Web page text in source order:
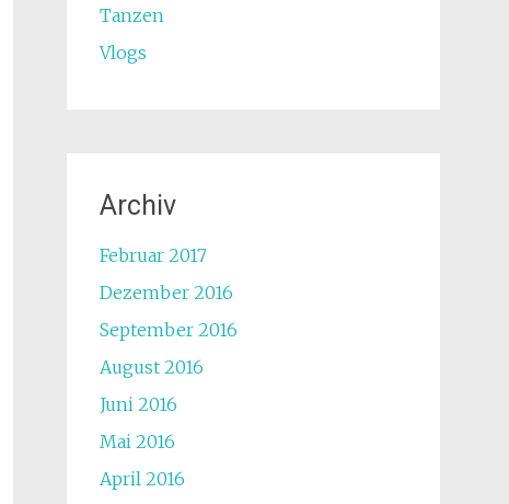
Tanzen
Vlogs
Archiv
Februar 2017
Dezember 2016
September 2016
August 2016
Juni 2016
Mai 2016
April 2016